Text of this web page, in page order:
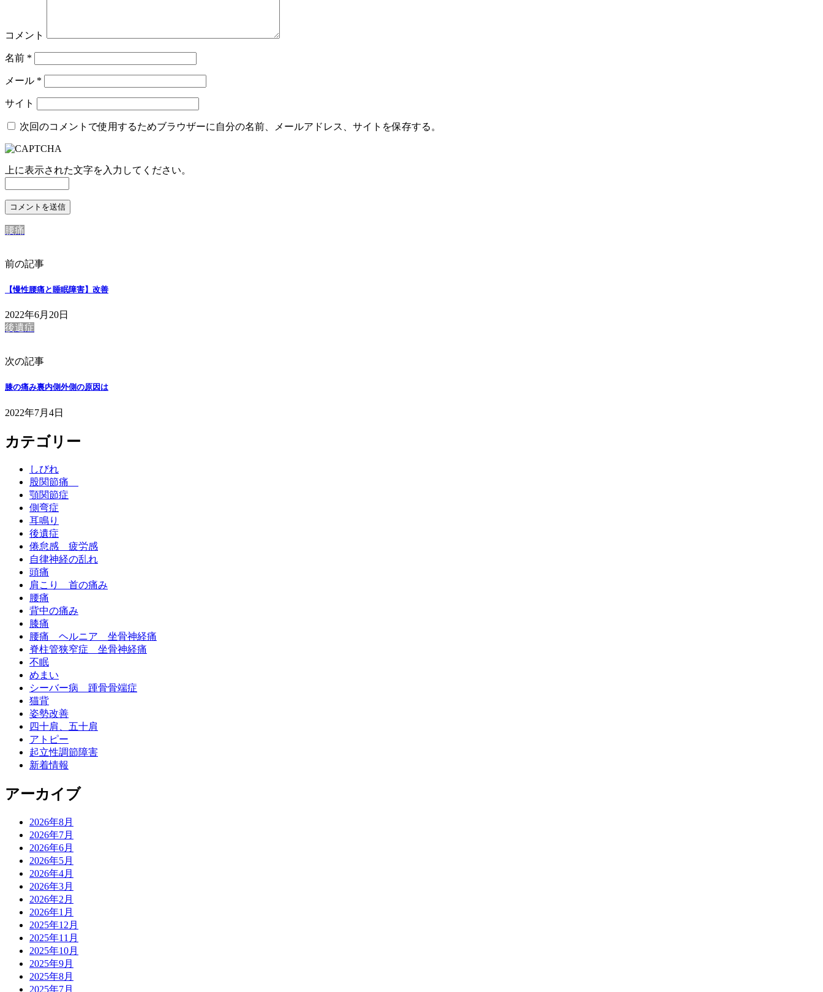
コメント
名前 *
メール *
サイト
次回のコメントで使用するためブラウザーに自分の名前、メールアドレス、サイトを保存する。
上に表示された文字を入力してください。
腰痛
前の記事
【慢性腰痛と睡眠障害】改善
2022年6月20日
後遺症
次の記事
膝の痛み裏内側外側の原因は
2022年7月4日
カテゴリー
しびれ
股関節痛
顎関節症
側弯症
耳鳴り
後遺症
倦怠感 疲労感
自律神経の乱れ
頭痛
肩こり 首の痛み
腰痛
背中の痛み
膝痛
腰痛 ヘルニア 坐骨神経痛
脊柱管狭窄症 坐骨神経痛
不眠
めまい
シーバー病 踵骨骨端症
猫背
姿勢改善
四十肩、五十肩
アトピー
起立性調節障害
新着情報
アーカイブ
2026年8月
2026年7月
2026年6月
2026年5月
2026年4月
2026年3月
2026年2月
2026年1月
2025年12月
2025年11月
2025年10月
2025年9月
2025年8月
2025年7月